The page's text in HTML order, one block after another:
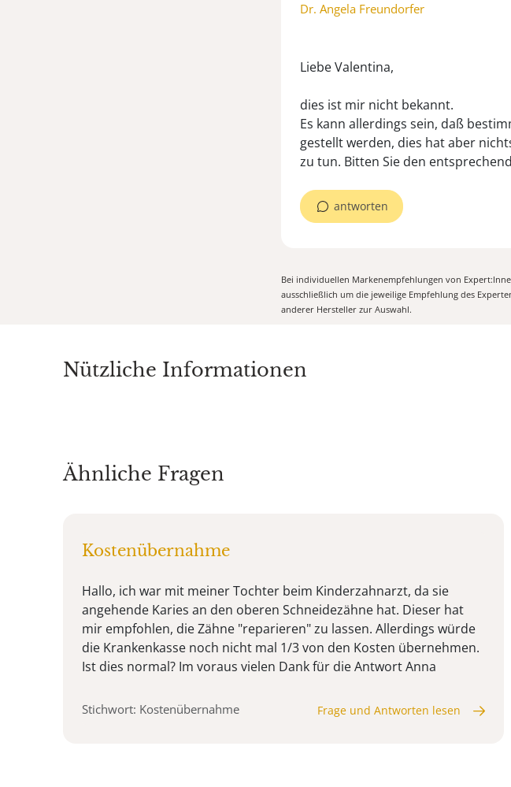
Dr. Angela Freundorfer
Liebe Valentina,
dies ist mir nicht bekannt.
Es kann allerdings sein, daß
gestellt werden, dies hat aber
zu tun. Bitten Sie den
antworten
Bei individuellen Markenempfehlungen von
ausschließlich um die jeweilige Empfehlung des
anderer Hersteller zur Auswahl.
Nützliche Informationen
Ähnliche Fragen
Kostenübernahme
Hallo, ich war mit meiner Tochter beim Kinderzahnarzt, da sie
angehende Karies an den oberen Schneidezähne hat. Dieser hat
mir empfohlen, die Zähne "reparieren" zu lassen. Allerdings würde
die Krankenkasse noch nicht mal 1/3 von den Kosten übernehmen.
Ist dies normal? Im voraus vielen Dank für die Antwort Anna
Stichwort: Kostenübernahme Frage und Antworten lesen